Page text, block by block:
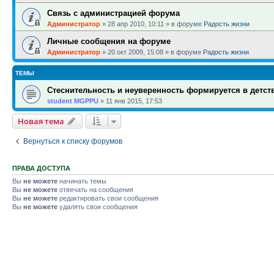
Связь с администрацией форума
Администратор » 28 апр 2010, 10:11 » в форуме Радость жизни
Личные сообщения на форуме
Администратор » 20 окт 2009, 15:08 » в форуме Радость жизни
ТЕМЫ
Стеснительность и неуверенность формируется в
student MGPPU » 11 янв 2015, 17:53
Новая тема
Вернуться к списку форумов
ПРАВА ДОСТУПА
Вы не можете начинать темы
Вы не можете отвечать на сообщения
Вы не можете редактировать свои сообщения
Вы не можете удалять свои сообщения